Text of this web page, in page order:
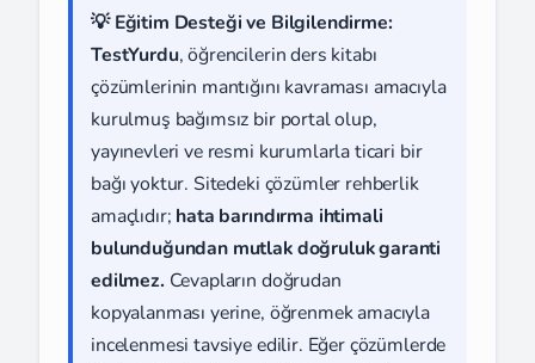
💡 Eğitim Desteği ve Bilgilendirme:
TestYurdu, öğrencilerin ders kitabı
çözümlerinin mantığını kavraması amacıyla
kurulmuş bağımsız bir portal olup,
yayınevleri ve resmi kurumlarla ticari bir
bağı yoktur. Sitedeki çözümler rehberlik
amaçlıdır; hata barındırma ihtimali
bulunduğundan mutlak doğruluk garanti
edilmez. Cevapların doğrudan
kopyalanması yerine, öğrenmek amacıyla
incelenmesi tavsiye edilir. Eğer çözümlerde